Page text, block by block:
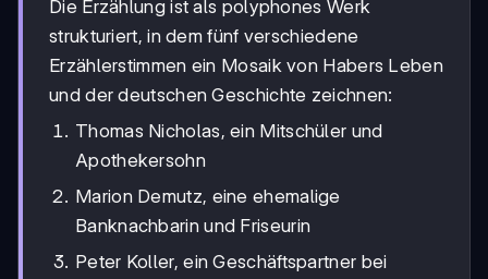
Die Erzählung ist als polyphones Werk
strukturiert, in dem fünf verschiedene
Erzählerstimmen ein Mosaik von Habers Leben
und der deutschen Geschichte zeichnen:
Thomas Nicholas, ein Mitschüler und
Apothekersohn
Marion Demutz, eine ehemalige
Banknachbarin und Friseurin
Peter Koller, ein Geschäftspartner bei